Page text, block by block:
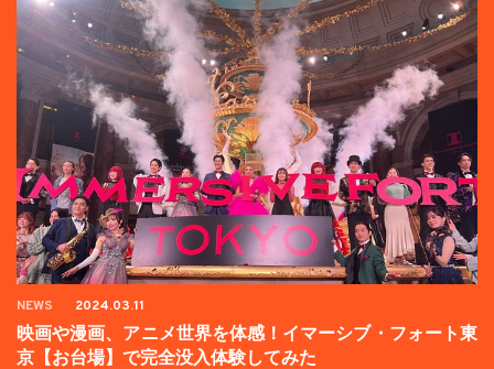
NEWS 2024.03.11
映画や漫画、アニメ世界を体感！イマーシブ・フォート東
京【お台場】で完全没入体験してみた